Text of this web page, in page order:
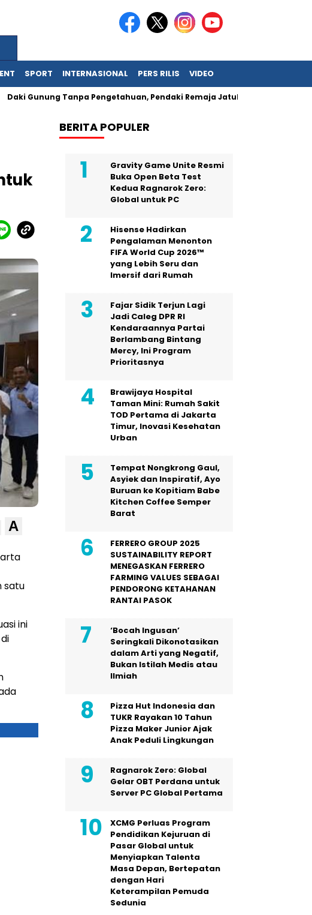
SPORT INTERNASIONAL PERS RILIS VIDEO
Tanpa Pengetahuan, Pendaki Remaja Jatuh Tewas di Kudus
A
satu
ini
BERITA POPULER
Gravity Game Unite Resmi
Buka Open Beta Test
Kedua Ragnarok Zero:
Global untuk PC
Hisense Hadirkan
Pengalaman Menonton
FIFA World Cup 2026™
yang Lebih Seru dan
Imersif dari Rumah
Fajar Sidik Terjun Lagi
Jadi Caleg DPR RI
Kendaraannya Partai
Berlambang Bintang
Mercy, Ini Program
Prioritasnya
Brawijaya Hospital
Taman Mini: Rumah Sakit
TOD Pertama di Jakarta
Timur, Inovasi Kesehatan
Urban
Tempat Nongkrong Gaul,
Asyiek dan Inspiratif, Ayo
Buruan ke Kopitiam Babe
Kitchen Coffee Semper
Barat
FERRERO GROUP 2025
SUSTAINABILITY REPORT
MENEGASKAN FERRERO
FARMING VALUES SEBAGAI
PENDORONG KETAHANAN
RANTAI PASOK
‘Bocah Ingusan’
Seringkali Dikonotasikan
dalam Arti yang Negatif,
Bukan Istilah Medis atau
Ilmiah
Pizza Hut Indonesia dan
TUKR Rayakan 10 Tahun
Pizza Maker Junior Ajak
Anak Peduli Lingkungan
Ragnarok Zero: Global
Gelar OBT Perdana untuk
Server PC Global Pertama
XCMG Perluas Program
Pendidikan Kejuruan di
Pasar Global untuk
Menyiapkan Talenta
Masa Depan, Bertepatan
dengan Hari
Keterampilan Pemuda
Sedunia